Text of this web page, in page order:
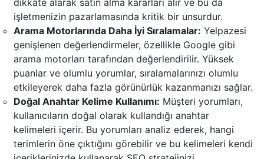
dikkate alarak satın alma kararları alır ve bu da
işletmenizin pazarlamasında kritik bir unsurdur.
Arama Motorlarında Daha İyi Sıralamalar: Yelpazesi
genişlenen değerlendirmeler, özellikle Google gibi
arama motorları tarafından değerlendirilir. Yüksek
puanlar ve olumlu yorumlar, sıralamalarınızı olumlu
etkileyerek daha fazla görünürlük kazanmanızı sağlar.
Doğal Anahtar Kelime Kullanımı: Müşteri yorumları,
kullanıcıların doğal olarak kullandığı anahtar
kelimeleri içerir. Bu yorumları analiz ederek, hangi
terimlerin öne çıktığını görebilir ve bu kelimeleri kendi